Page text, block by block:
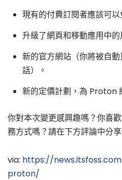
現有的付費訂閱者應該可
升級了網頁和移動應用中的
新的官方網站（你將被自
話）。
新的定價計劃，為 Proton
你對本次變更感興趣嗎？你喜
務方式嗎？請在下方評論中分
via: https://
proton/